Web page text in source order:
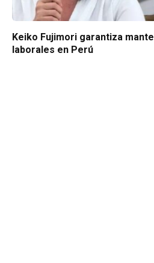
Keiko Fujimori garantiza
laborales en Perú